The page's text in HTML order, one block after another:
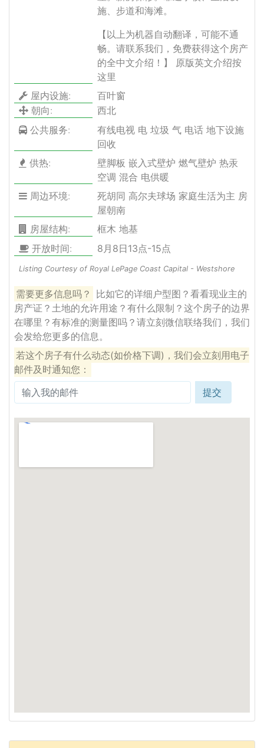
施、步道和海滩。
【以上为机器自动翻译，可能不通
畅。请联系我们，免费获得这个房产
的全中文介绍！】 原版英文介绍按
这里
屋内设施:
百叶窗
朝向:
西北
公共服务:
有线电视 电 垃圾 气 电话 地下设施
回收
供热:
壁脚板 嵌入式壁炉 燃气壁炉 热汞
空调 混合 电供暖
周边环境:
死胡同 高尔夫球场 家庭生活为主 房
屋朝南
房屋结构:
框木 地基
开放时间:
8月8日13点-15点
Listing Courtesy of Royal LePage Coast Capital - Westshore
需要更多信息吗？
比如它的详细户型图？看看现业主的
房产证？土地的允许用途？有什么限制？这个房子的边界
在哪里？有标准的测量图吗？请立刻微信联络我们，我们
会发给您更多的信息。
若这个房子有什么动态(如价格下调)，我们会立刻用电子
邮件及时通知您：
提交